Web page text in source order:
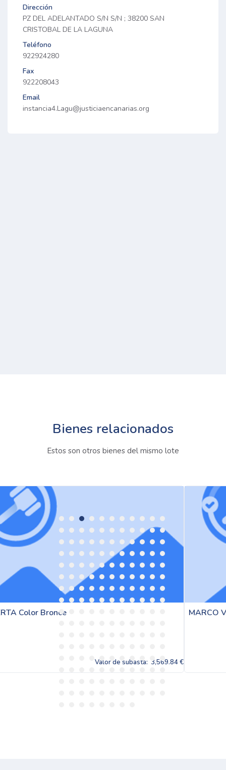
Dirección
PZ DEL ADELANTADO S/N S/N ; 38200 SAN
CRISTOBAL DE LA LAGUNA
Teléfono
922924280
Fax
922208043
Email
instancia4.Lagu@justiciaencanarias.org
Bienes relacionados
Estos son otros bienes del mismo lote
MARCO VENTANA CON TAPAJUNTAS